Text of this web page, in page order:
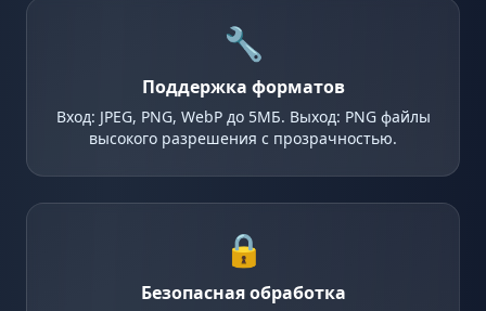
🔧
Поддержка форматов
Вход: JPEG, PNG, WebP до 5МБ. Выход: PNG файлы
высокого разрешения с прозрачностью.
🔒
Безопасная обработка